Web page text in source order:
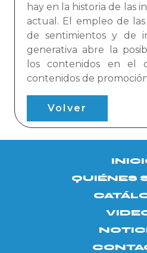
hay en la historia de las
actual. El empleo de las
de sentimientos y de
generativa abre la
los contenidos en el
contenidos de
Volver
QUIÉNES